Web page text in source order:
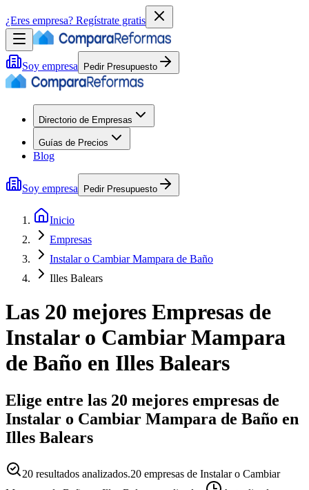
¿Eres empresa? Regístrate gratis
Soy empresa Pedir Presupuesto
Directorio de Empresas
Guías de Precios
Blog
Soy empresa Pedir Presupuesto
Inicio
Empresas
Instalar o Cambiar Mampara de Baño
Illes Balears
Las 20 mejores Empresas de
Instalar o Cambiar Mampara
de Baño en Illes Balears
Elige entre las 20 mejores empresas de
Instalar o Cambiar Mampara de Baño en
Illes Balears
20 resultados analizados.20 empresas de Instalar o Cambiar